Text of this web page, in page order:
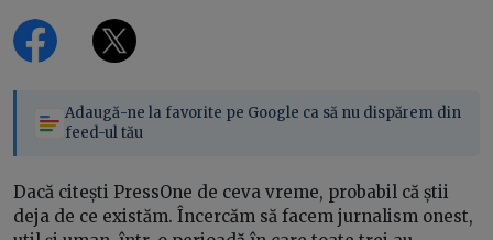
Adaugă-ne la favorite pe Google ca să nu dispărem din
feed-ul tău
Dacă citești PressOne de ceva vreme, probabil că știi
deja de ce existăm. Încercăm să facem jurnalism onest,